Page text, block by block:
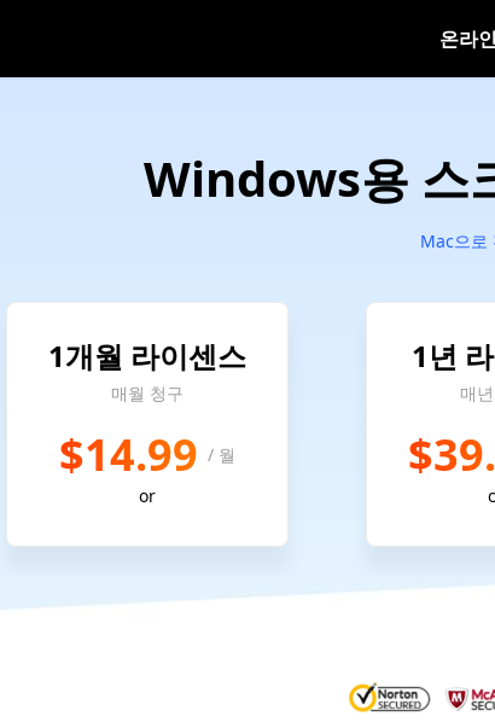
온라인
Windows용 스
Mac으로
1개월 라이센스
매월 청구
$14.99 / 월
or
1년
매